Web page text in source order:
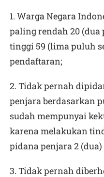
1. Warga Negara
paling rendah 20
tinggi 59 (lima puluh
pendaftaran;
2. Tidak pernah
penjara berdasarkan
sudah mempunyai
karena melakukan
pidana penjara 2
3. Tidak pernah